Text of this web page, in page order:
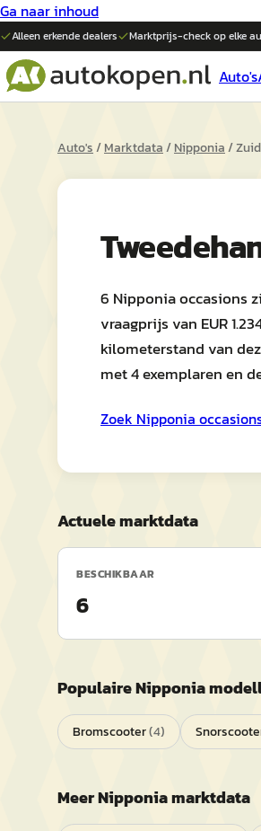
Ga naar inhoud
Alleen erkende dealers Marktprijs-check op elke
Auto's
Auto's/Marktdata/Nipponia/
6 Nipponia occasions
vraagprijs van EUR
kilometerstand van
met 4 exemplaren en
Zoek Nipponia
Actuele marktdata
BESCHIKBAAR
6
PopulaireNipponia
Bromscooter(4)
MeerNipponiamarktdata